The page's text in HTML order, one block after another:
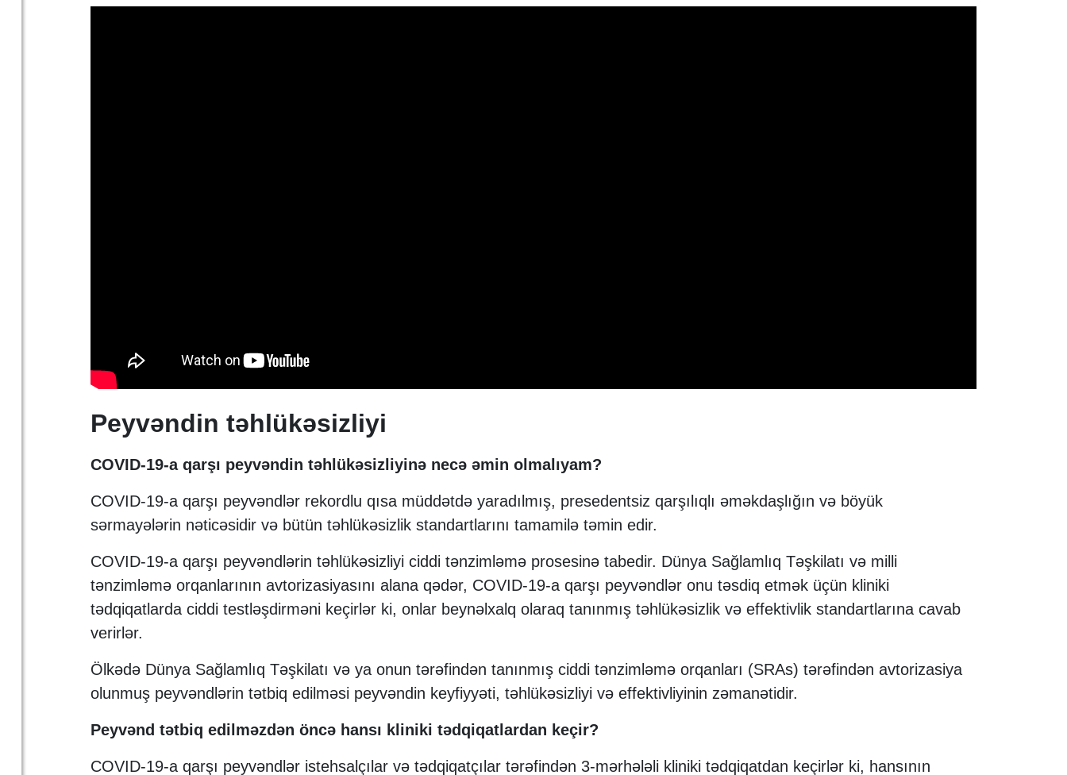
Peyvəndin təhlükəsizliyi
COVID-19-a qarşı peyvəndin təhlükəsizliyinə necə əmin olmalıyam?
COVID-19-a qarşı peyvəndlər rekordlu qısa müddətdə yaradılmış, presedentsiz qarşılıqlı əməkdaşlığın və böyük
sərmayələrin nəticəsidir və bütün təhlükəsizlik standartlarını tamamilə təmin edir.
COVID-19-a qarşı peyvəndlərin təhlükəsizliyi ciddi tənzimləmə prosesinə tabedir. Dünya Sağlamlıq Təşkilatı və milli
tənzimləmə orqanlarının avtorizasiyasını alana qədər, COVID-19-a qarşı peyvəndlər onu təsdiq etmək üçün kliniki
tədqiqatlarda ciddi testləşdirməni keçirlər ki, onlar beynəlxalq olaraq tanınmış təhlükəsizlik və effektivlik standartlarına cavab
verirlər.
Ölkədə Dünya Sağlamlıq Təşkilatı və ya onun tərəfindən tanınmış ciddi tənzimləmə orqanları (SRAs) tərəfindən avtorizasiya
olunmuş peyvəndlərin tətbiq edilməsi peyvəndin keyfiyyəti, təhlükəsizliyi və effektivliyinin zəmanətidir.
Peyvənd tətbiq edilməzdən öncə hansı kliniki tədqiqatlardan keçir?
COVID-19-a qarşı peyvəndlər istehsalçılar və tədqiqatçılar tərəfindən 3-mərhələli kliniki tədqiqatdan keçirlər ki, hansının